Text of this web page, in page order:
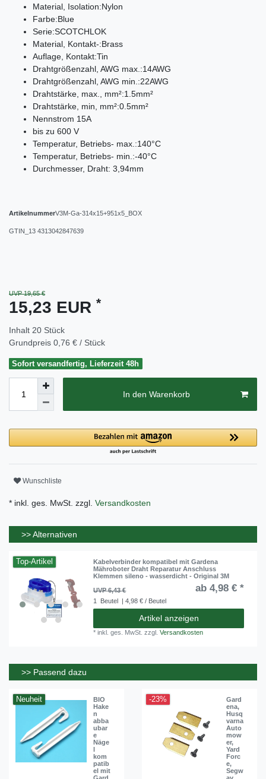
Material, Isolation:Nylon
Farbe:Blue
Serie:SCOTCHLOK
Material, Kontakt-:Brass
Auflage, Kontakt:Tin
Drahtgrößenzahl, AWG max.:14AWG
Drahtgrößenzahl, AWG min.:22AWG
Drahtstärke, max., mm²:1.5mm²
Drahtstärke, min, mm²:0.5mm²
Nennstrom 15A
bis zu 600 V
Temperatur, Betriebs- max.:140°C
Temperatur, Betriebs- min.:-40°C
Durchmesser, Draht: 3,94mm
ArtikelnummerV3M-Ga-314x15+951x5_BOX
GTIN_13 4313042847639
UVP 19,65 €
15,23 EUR *
Inhalt 20 Stück
Grundpreis 0,76 € / Stück
Sofort versandfertig, Lieferzeit 48h
In den Warenkorb
Wunschliste
* inkl. ges. MwSt. zzgl. Versandkosten
>> Alternativen
Top-Artikel
Kabelverbinder kompatibel mit Gardena
Mähroboter Draht Reparatur Anschluss
Klemmen sileno - wasserdicht - Original 3M
UVP 6,43 €
ab 4,98 € *
1 Beutel | 4,98 € / Beutel
Artikel anzeigen
*inkl. ges. MwSt. zzgl.Versandkosten
>> Passend dazu
Neuheit
BIO
Hake
n
abba
ubar
e
Näge
l
kom
patib
el mit
Gard
-23%
Gard
ena,
Husq
varna
Auto
mow
er,
Yard
Forc
e,
Segw
ay